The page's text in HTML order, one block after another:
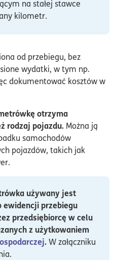
na stałej stawce
kilometr.
od przebiegu, bez
wydatki, w tym np.
dokumentować kosztów w
otrzyma
rodzaj pojazdu. Można ją
samochodów
pojazdów, takich jak
używany jest
ewidencji przebiegu
przedsiębiorcę w celu
z użytkowaniem
.W załączniku